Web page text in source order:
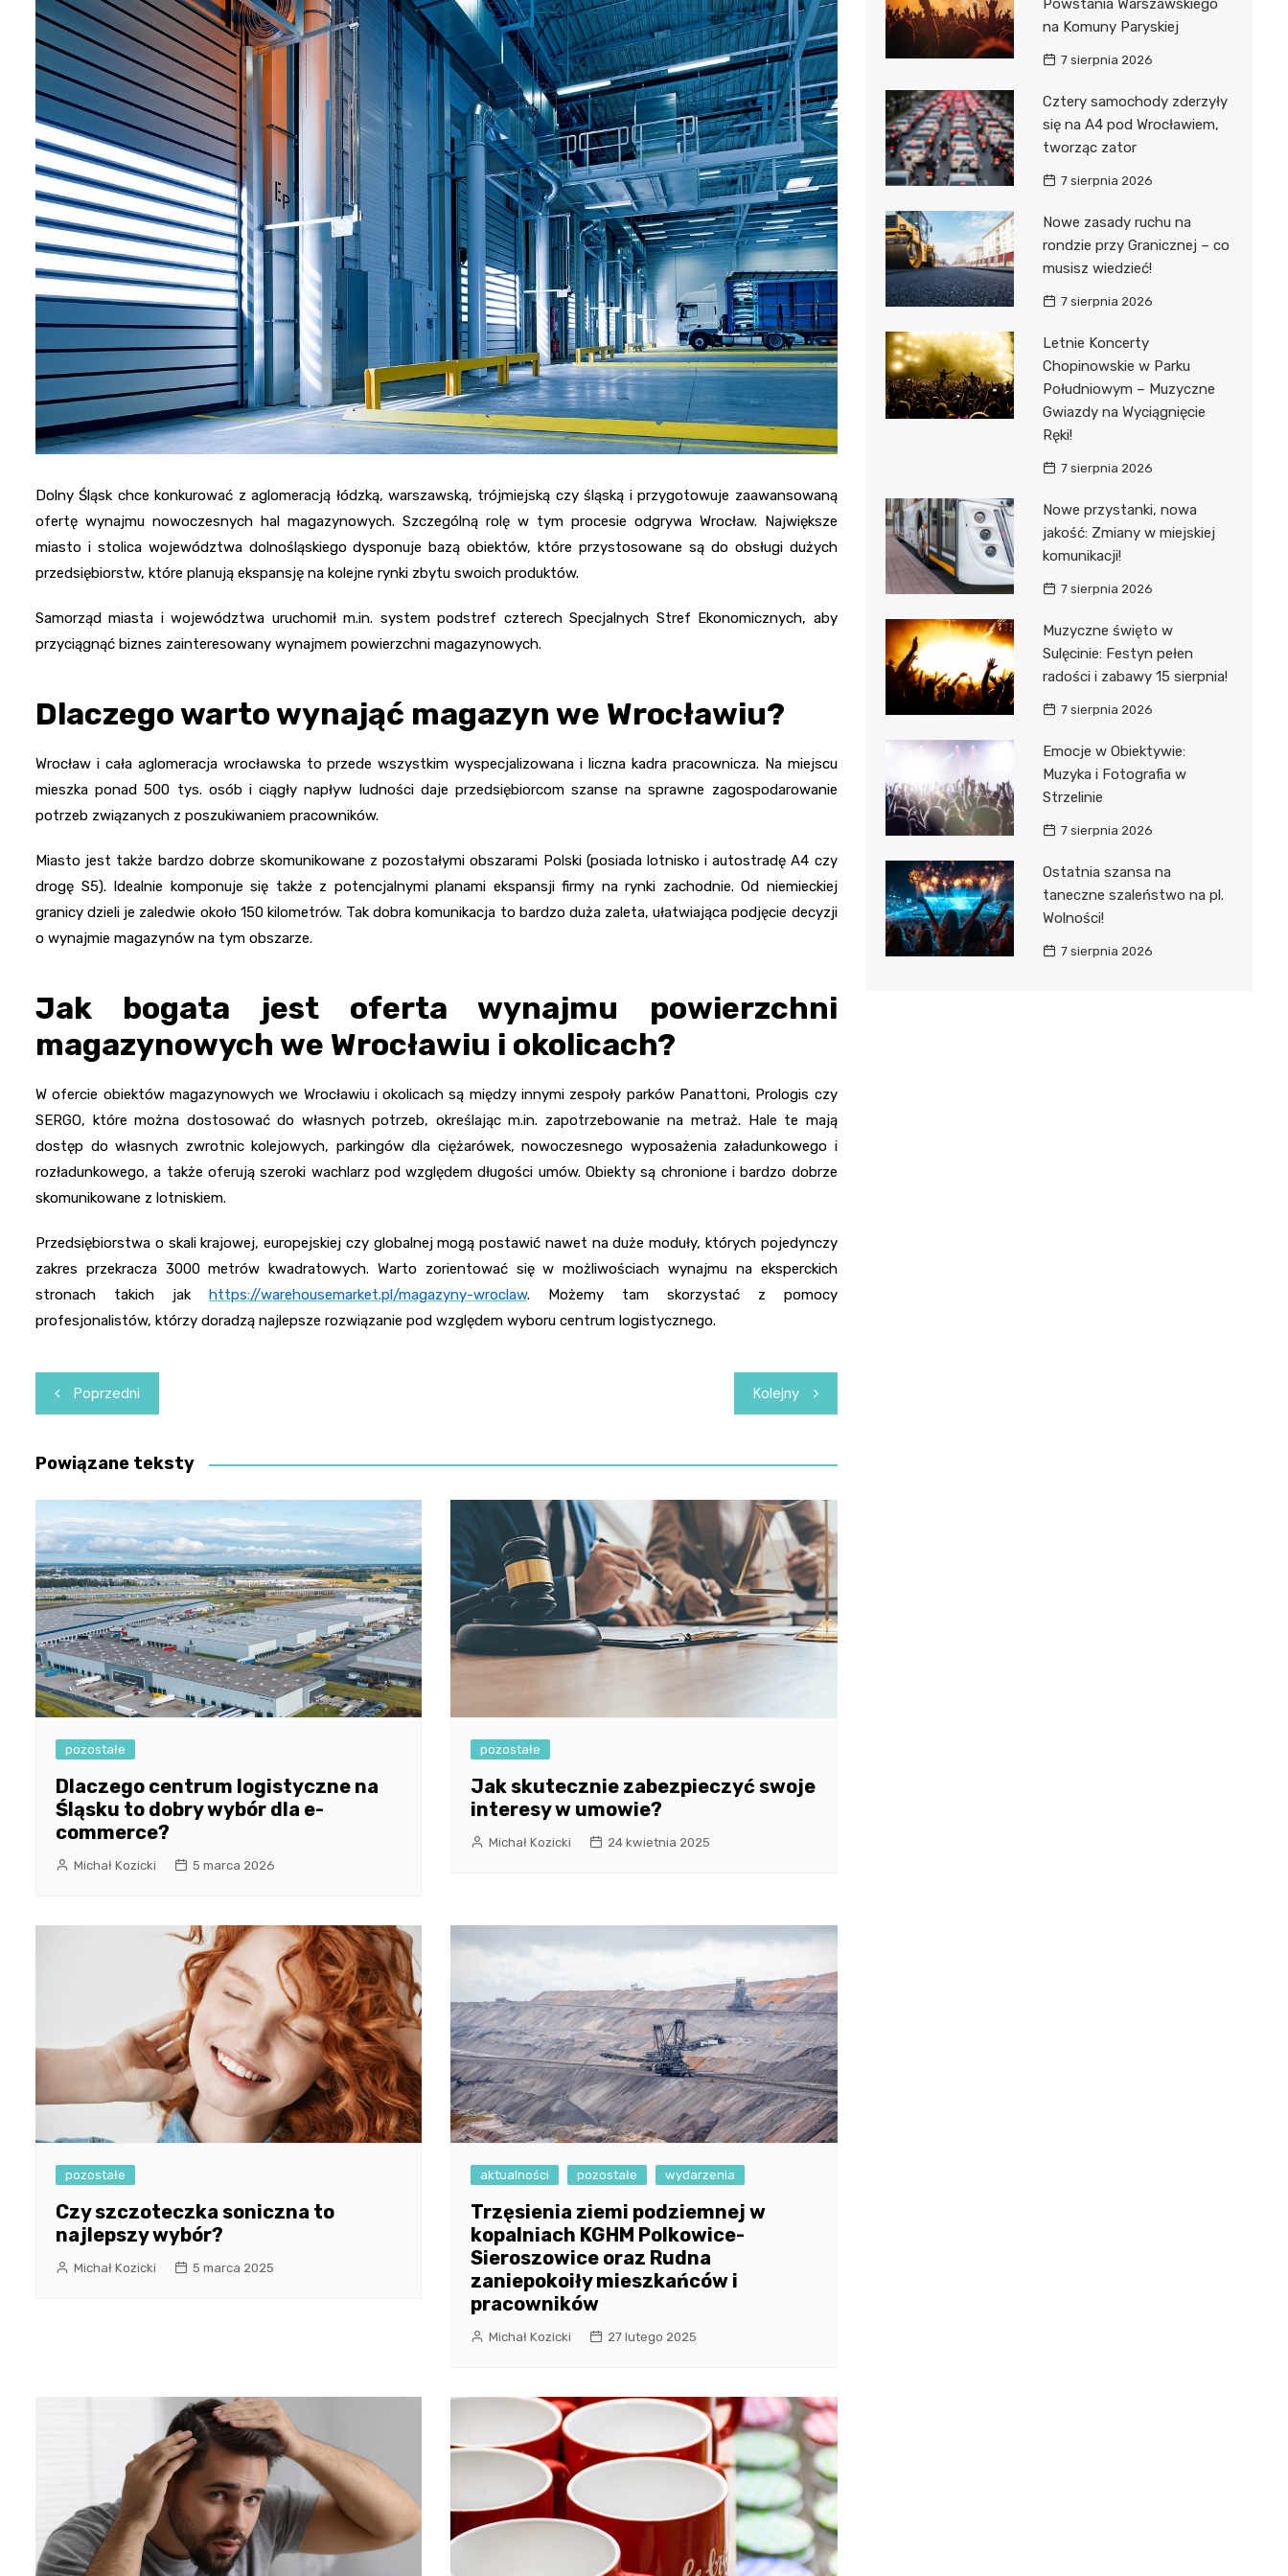
Fryzjer
Kino
Poczta
Dolny Śląsk chce konkurować z aglomeracją łódzką, warszawską, trójmiejską czy śląską i przygotowuje zaawansowaną
ofertę wynajmu nowoczesnych hal magazynowych. Szczególną rolę w tym procesie odgrywa Wrocław. Największe
miasto i stolica województwa dolnośląskiego dysponuje bazą obiektów, które przystosowane są do obsługi dużych
przedsiębiorstw, które planują ekspansję na kolejne rynki zbytu swoich produktów.
Samorząd miasta i województwa uruchomił m.in. system podstref czterech Specjalnych Stref Ekonomicznych, aby
przyciągnąć biznes zainteresowany wynajmem powierzchni magazynowych.
Dlaczego warto wynająć magazyn we Wrocławiu?
Wrocław i cała aglomeracja wrocławska to przede wszystkim wyspecjalizowana i liczna kadra pracownicza. Na miejscu
mieszka ponad 500 tys. osób i ciągły napływ ludności daje przedsiębiorcom szanse na sprawne zagospodarowanie
potrzeb związanych z poszukiwaniem pracowników.
Miasto jest także bardzo dobrze skomunikowane z pozostałymi obszarami Polski (posiada lotnisko i autostradę A4 czy
drogę S5). Idealnie komponuje się także z potencjalnymi planami ekspansji firmy na rynki zachodnie. Od niemieckiej
granicy dzieli je zaledwie około 150 kilometrów. Tak dobra komunikacja to bardzo duża zaleta, ułatwiająca podjęcie decyzji
o wynajmie magazynów na tym obszarze.
Jak bogata jest oferta wynajmu powierzchni
magazynowych we Wrocławiu i okolicach?
W ofercie obiektów magazynowych we Wrocławiu i okolicach są między innymi zespoły parków Panattoni, Prologis czy
SERGO, które można dostosować do własnych potrzeb, określając m.in. zapotrzebowanie na metraż. Hale te mają
dostęp do własnych zwrotnic kolejowych, parkingów dla ciężarówek, nowoczesnego wyposażenia załadunkowego i
rozładunkowego, a także oferują szeroki wachlarz pod względem długości umów. Obiekty są chronione i bardzo dobrze
skomunikowane z lotniskiem.
Przedsiębiorstwa o skali krajowej, europejskiej czy globalnej mogą postawić nawet na duże moduły, których pojedynczy
zakres przekracza 3000 metrów kwadratowych. Warto zorientować się w możliwościach wynajmu na eksperckich
stronach takich jak
https://warehousemarket.pl/magazyny-wroclaw. Możemy tam skorzystać z pomocy
profesjonalistów, którzy doradzą najlepsze rozwiązanie pod względem wyboru centrum logistycznego.
Nawigacja
wpisu
Poprzedni Kolejny
Powiązane teksty
pozostałe
Dlaczego centrum logistyczne na
Śląsku to dobry wybór dla e-
commerce?
Michał Kozicki 5 marca 2026
pozostałe
Jak skutecznie zabezpieczyć swoje
interesy w umowie?
Michał Kozicki 24 kwietnia 2025
pozostałe
Czy szczoteczka soniczna to
najlepszy wybór?
Michał Kozicki 5 marca 2025
aktualności pozostałe wydarzenia
Trzęsienia ziemi podziemnej w
kopalniach KGHM Polkowice-
Sieroszowice oraz Rudna
zaniepokoiły mieszkańców i
pracowników
Michał Kozicki 27 lutego 2025
Powstania Warszawskiego
na Komuny Paryskiej
7 sierpnia 2026
Cztery samochody zderzyły
się na A4 pod Wrocławiem,
tworząc zator
7 sierpnia 2026
Nowe zasady ruchu na
rondzie przy Granicznej – co
musisz wiedzieć!
7 sierpnia 2026
Letnie Koncerty
Chopinowskie w Parku
Południowym – Muzyczne
Gwiazdy na Wyciągnięcie
Ręki!
7 sierpnia 2026
Nowe przystanki, nowa
jakość: Zmiany w miejskiej
komunikacji!
7 sierpnia 2026
Muzyczne święto w
Sulęcinie: Festyn pełen
radości i zabawy 15 sierpnia!
7 sierpnia 2026
Emocje w Obiektywie:
Muzyka i Fotografia w
Strzelinie
7 sierpnia 2026
Ostatnia szansa na
taneczne szaleństwo na pl.
Wolności!
7 sierpnia 2026